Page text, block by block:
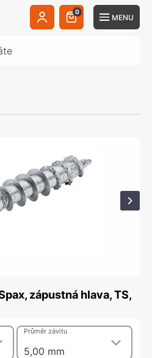
0
MENU
zápustná hlava, TS,
5,00 mm
Průměr závitu